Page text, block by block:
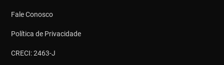
Fale Conosco
Política de Privacidade
CRECI: 2463-J